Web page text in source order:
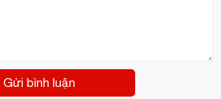
Gửi bình luận